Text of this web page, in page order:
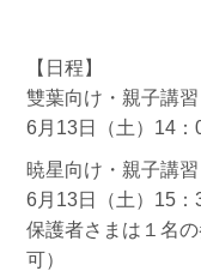
【日程】
雙葉向け・親子講習
6月13日（土）14：
暁星向け・親子講習
6月13日（土）15：
保護者さまは１名
可）